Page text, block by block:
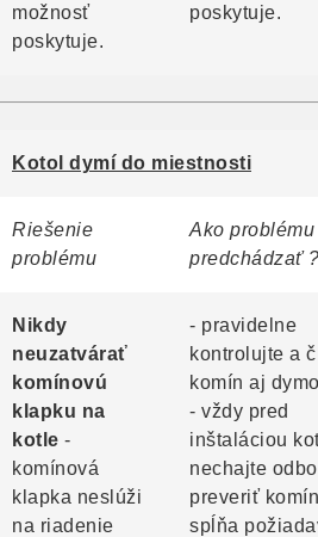
možnosť
poskytuje.
poskytuje.
Kotol dymí do miestnosti
Riešenie
problému
Ako problému
predchádzať
Nikdy
neuzatvárať
komínovú
klapku na
kotle -
komínová
klapka neslúži
na riadenie
- pravidelne
kontrolujte a
komín aj
- vždy pred
inštaláciou
nechajte
preveriť
spĺňa